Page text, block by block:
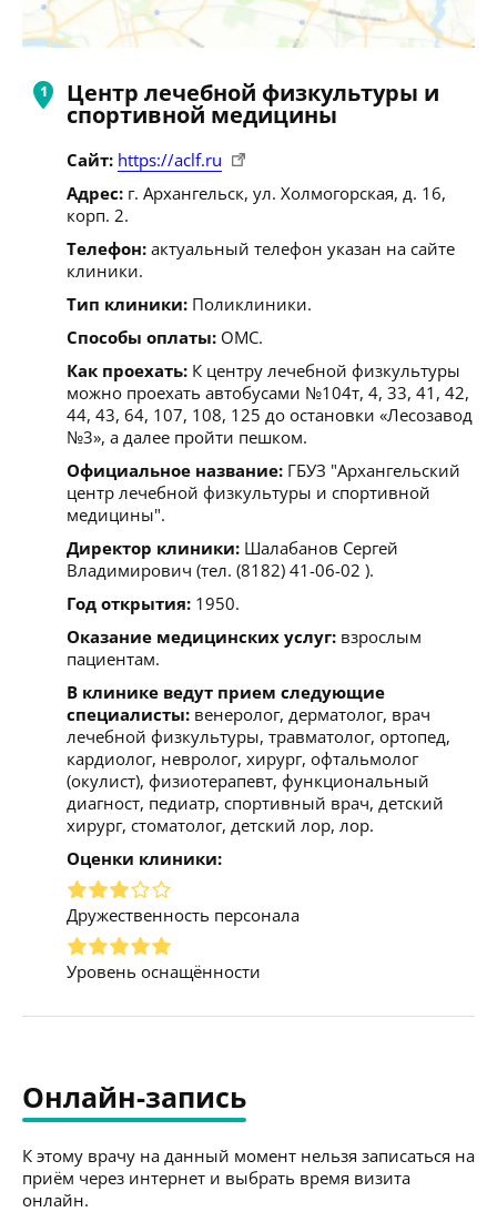
Центр лечебной физкультуры и
спортивной медицины
Сайт: https://aclf.ru
Адрес: г. Архангельск, ул. Холмогорская, д. 16,
корп. 2.
Телефон: актуальный телефон указан на сайте
клиники.
Тип клиники: Поликлиники.
Способы оплаты: ОМС.
Как проехать: К центру лечебной физкультуры
можно проехать автобусами №104т, 4, 33, 41, 42,
44, 43, 64, 107, 108, 125 до остановки «Лесозавод
№3», а далее пройти пешком.
Официальное название: ГБУЗ "Архангельский
центр лечебной физкультуры и спортивной
медицины".
Директор клиники: Шалабанов Сергей
Владимирович (тел. (8182) 41-06-02 ).
Год открытия: 1950.
Оказание медицинских услуг: взрослым
пациентам.
В клинике ведут прием следующие
специалисты: венеролог, дерматолог, врач
лечебной физкультуры, травматолог, ортопед,
кардиолог, невролог, хирург, офтальмолог
(окулист), физиотерапевт, функциональный
диагност, педиатр, спортивный врач, детский
хирург, стоматолог, детский лор, лор.
Оценки клиники:
Дружественность персонала
Уровень оснащённости
Онлайн-запись
К этому врачу на данный момент нельзя записаться на
приём через интернет и выбрать время визита
онлайн.